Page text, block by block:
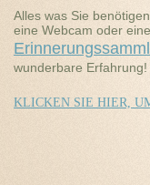
Alles was Sie
eine Webcam oder
wunderbare Erfahrung!
KLICKEN SIE HIER,